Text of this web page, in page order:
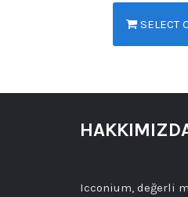
SELECT
Icconium, değerli